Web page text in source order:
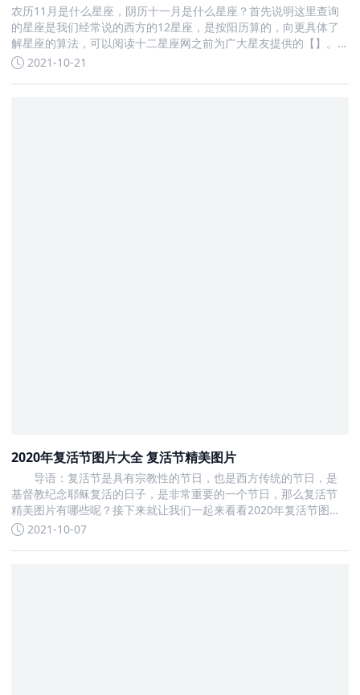
农历11月是什么星座，阴历十一月是什么星座？首先说明这里查询
的星座是我们经常说的西方的12星座，是按阳历算的，向更具体了
解星座的算法，可以阅读十二星座网之前为广大星友提供的【】。
农历11月是什么星座
2021-10-21
2020年复活节图片大全 复活节精美图片
导语：复活节是具有宗教性的节日，也是西方传统的节日，是
基督教纪念耶稣复活的日子，是非常重要的一个节日，那么复活节
精美图片有哪些呢？接下来就让我们一起来看看2020年复活节图片
大全吧2021-10-07